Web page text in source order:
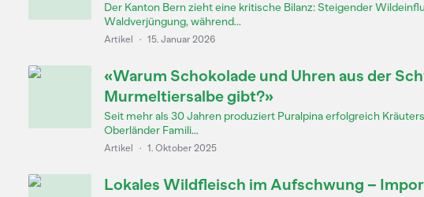
Der Kanton Bern zieht eine kritische Bilanz: Steigender
Waldverjüngung, während...
Artikel · 15. Januar 2026
«Warum Schokolade und Uhren aus der
Murmeltiersalbe gibt?»
Seit mehr als 30 Jahren produziert Puralpina erfolgreich
Oberländer Famili...
Artikel · 1. Oktober 2025
Lokales Wildfleisch im Aufschwung –